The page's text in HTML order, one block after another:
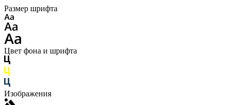
Размер шрифта
Цвет фона и шрифта
Изображения